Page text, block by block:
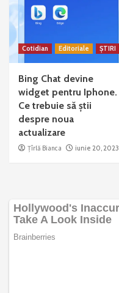
Cotidian Editoriale ȘTIRI
Bing Chat devine
widget pentru Iphone.
Ce trebuie să știi
despre noua
actualizare
Țîrlă Bianca iunie 20, 2023